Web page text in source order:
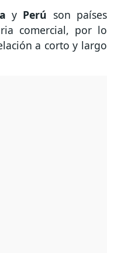
y Perú son países
comercial, por lo
a corto y largo